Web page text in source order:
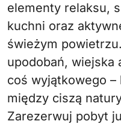
elementy relaksu,
kuchni oraz
świeżym
upodobań, wiejska
coś wyjątkowego
między ciszą
Zarezerwuj pobyt